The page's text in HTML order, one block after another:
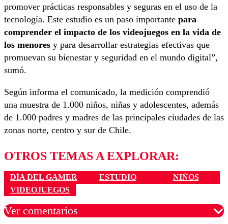
promover prácticas responsables y seguras en el uso de la
tecnología. Este estudio es un paso importante para
comprender el impacto de los videojuegos en la vida de
los menores y para desarrollar estrategias efectivas que
promuevan su bienestar y seguridad en el mundo digital”,
sumó.
Según informa el comunicado, la medición comprendió
una muestra de 1.000 niños, niñas y adolescentes, además
de 1.000 padres y madres de las principales ciudades de las
zonas norte, centro y sur de Chile.
OTROS TEMAS A EXPLORAR:
DÍA DEL GAMER ESTUDIO
NIÑOS
VIDEOJUEGOS
Ver comentarios